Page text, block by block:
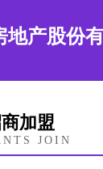
地产股份
加盟
JOIN